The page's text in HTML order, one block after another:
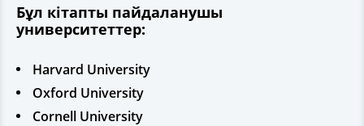
Бұл кітапты пайдаланушы
университеттер:
Harvard University
Oxford University
Cornell University